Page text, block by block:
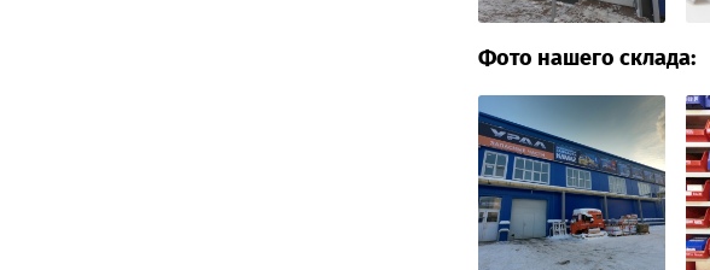
Фото нашего склада: